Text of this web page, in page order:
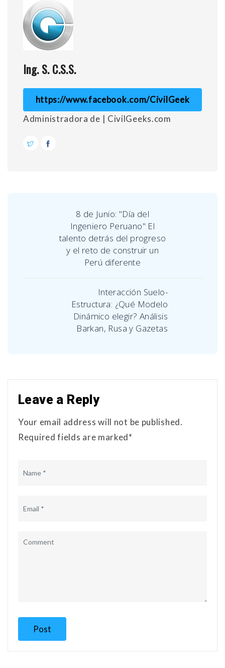
Ing. S. C.S.S.
https://www.facebook.com/CivilGeek
Administradora de | CivilGeeks.com
8 de Junio: "Día del
Ingeniero Peruano" El
talento detrás del progreso
y el reto de construir un
Perú diferente
Interacción Suelo-
Estructura: ¿Qué Modelo
Dinámico elegir? Análisis
Barkan, Rusa y Gazetas
Leave a Reply
Your email address will not be published.
Required fields are marked*